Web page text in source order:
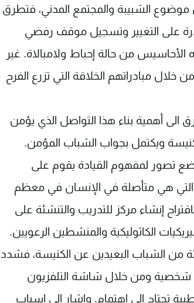
الشبيبة والمجتمع المدني، فتطرق
على التغيير وتسجيل موقف رفضي
الأحاسيس من حالة إحباط ولامبالاة. غير
مبادراتهم الخلاقة التي تزرع الفرح
أهمية بناء هذا التواصل الذي يؤمن
ويكتمل بجواب الشباب المؤمن.
تصور لمفهوم القيادة يقوم على
التي هي متأصلة في الإنسان في معظم
إنشاء مركز للتدريب والتنشئة على
الكاثوليكية والمنشطين الرعويين.
من الشباب البعيدين عن الكنيسة، فشدد
شخصية ومن خلال شاشة التلفزيون
تحتاج الى اهتمام. واشار الى اسباب